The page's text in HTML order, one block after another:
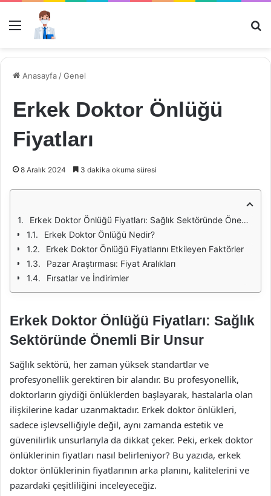
Menü
Anasayfa /Genel
Erkek Doktor Önlüğü
Fiyatları
8 Aralık 2024 3 dakika okuma süresi
Erkek Doktor Önlüğü Fiyatları: Sağlık Sektöründe Önemli Bir Unsur
Erkek Doktor Önlüğü Nedir?
Erkek Doktor Önlüğü Fiyatlarını Etkileyen Faktörler
Pazar Araştırması: Fiyat Aralıkları
Fırsatlar ve İndirimler
Erkek Doktor Önlüğü Fiyatları: Sağlık
Sektöründe Önemli Bir Unsur
Sağlık sektörü, her zaman yüksek standartlar ve
profesyonellik gerektiren bir alandır. Bu profesyonellik,
doktorların giydiği önlüklerden başlayarak, hastalarla olan
ilişkilerine kadar uzanmaktadır. Erkek doktor önlükleri,
sadece işlevselliğiyle değil, aynı zamanda estetik ve
güvenilirlik unsurlarıyla da dikkat çeker. Peki, erkek doktor
önlüklerinin fiyatları nasıl belirleniyor? Bu yazıda, erkek
doktor önlüklerinin fiyatlarının arka planını, kalitelerini ve
pazardaki çeşitliliğini inceleyeceğiz.